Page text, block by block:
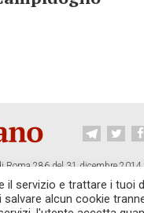
Roma 286 del 31 dicembre
CONTATTI TG
servizio e trattare i tuoi
alcun cookie